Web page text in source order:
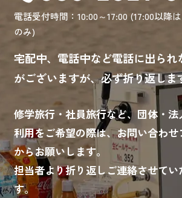
電話受付時間：10:00～17:00 (17:00以降
のみ)
宅配中、電話中など電話に出られ
がございますが、必ず折り返しま
修学旅行・社員旅行など、 団体・
利用をご希望の際は、お問い合わせ
からお願いします。
担当者より折り返しご連絡させてい
す。